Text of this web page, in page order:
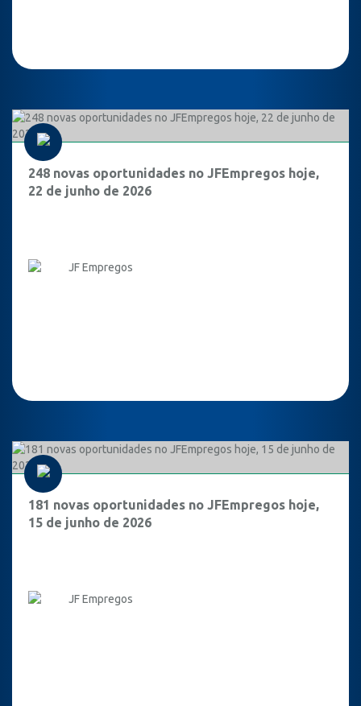
248 novas oportunidades no JFEmpregos hoje,
22 de junho de 2026
JF Empregos
181 novas oportunidades no JFEmpregos hoje,
15 de junho de 2026
JF Empregos